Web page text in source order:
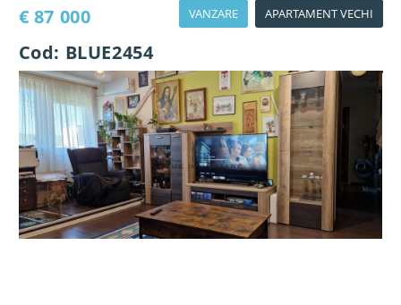
VANZARE APARTAMENT VECHI
€ 87 000
Cod: BLUE2454